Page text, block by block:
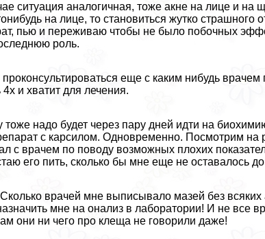
ситуация аналогичная, тоже акне на лице и
на лице, то становиться жутко
пью и переживаю чтобы не было побочных
роль.
проконсультироваться еще с каким нибудь
и хватит для лечения.
надо будет через пару дней идти на
с карсилом. Одновременно. Посмотрим
с врачем по поводу возможных плохих
его пить, сколько бы мне еще не оставалось до
врачей мне выписывало мазей без всяких
мне на онализ в лаборатории! И не все
они ни чего про клеща не говорили даже!